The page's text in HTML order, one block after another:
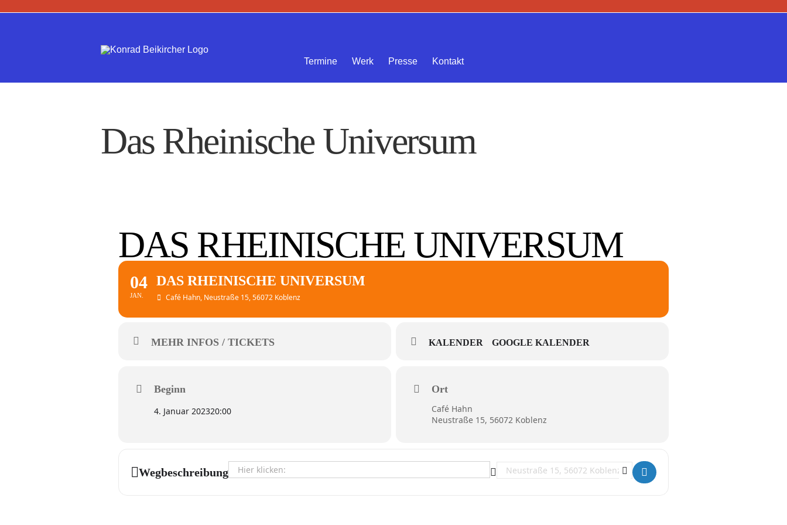
Termine
Werk Presse Kontakt
Das Rheinische Universum
DAS RHEINISCHE UNIVERSUM
04
JAN.
DAS RHEINISCHE UNIVERSUM
Café Hahn, Neustraße 15, 56072 Koblenz
MEHR INFOS / TICKETS KALENDER GOOGLE KALENDER
Beginn
4. Januar 202320:00
Ort
Café Hahn
Neustraße 15, 56072 Koblenz
WegbeschreibungAddress - Das Rheinische Universum [] Destination Address - Das Rheinische Universum []